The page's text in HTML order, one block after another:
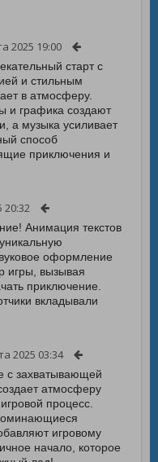
2025 19:00
старт с
и стильным
в атмосферу.
и графика создают
а музыка усиливает
способ
приключения и
20:32
Анимация текстов
оформление
игры, вызывая
приключение.
вкладывали
2025 03:34
с захватывающей
атмосферу
процесс.
игровому
начало, которое